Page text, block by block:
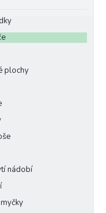
plochy
nádobí